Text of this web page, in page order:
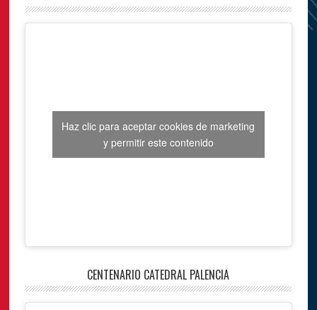
Haz clic para aceptar cookies de marketing
y permitir este contenido
CENTENARIO CATEDRAL PALENCIA